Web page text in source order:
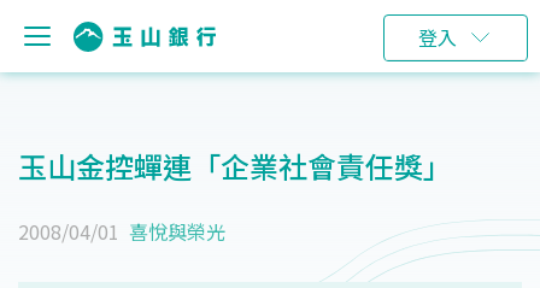
登入
玉山金控蟬連「企業社會責任獎」
2008/04/01 喜悅與榮光